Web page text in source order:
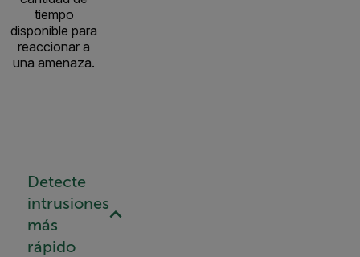
tiempo
disponible para
reaccionar a
una amenaza.
Detecte
intrusiones
más
rápido